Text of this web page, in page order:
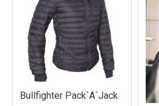
Bullfighter Pack`A`Jack